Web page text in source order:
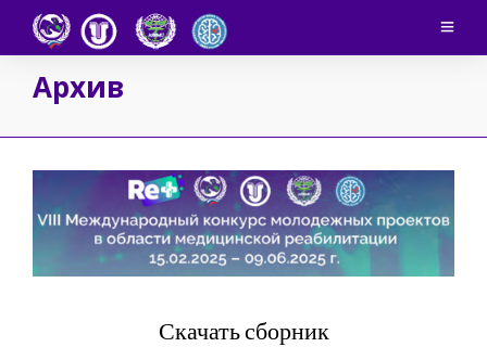
Архив
Скачать сборник